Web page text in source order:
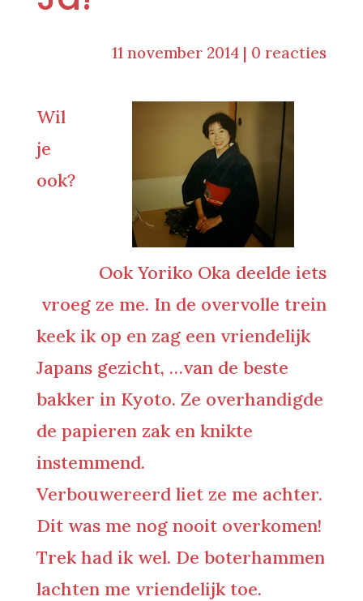
11 november 2014 | 0 reacties
Ook Yoriko Oka deelde iets
Wil
je
ook?
vroeg ze me. In de overvolle trein
keek ik op en zag een vriendelijk
Japans gezicht, …van de beste
bakker in Kyoto. Ze overhandigde
de papieren zak en knikte
instemmend.
Verbouwereerd liet ze me achter.
Dit was me nog nooit overkomen!
Trek had ik wel. De boterhammen
lachten me vriendelijk toe.